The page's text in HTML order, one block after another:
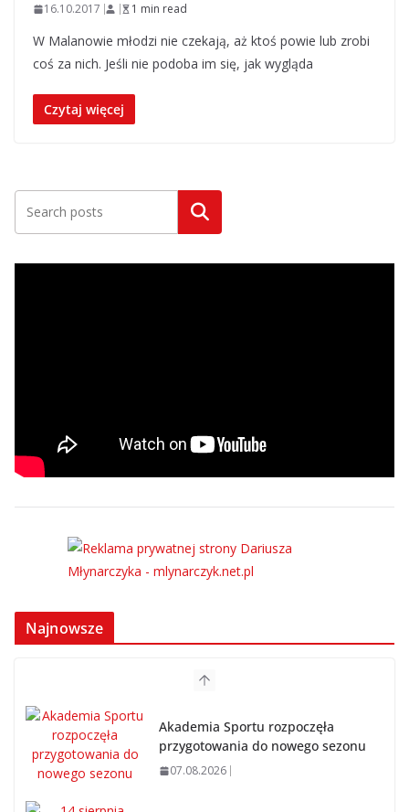
16.10.2017 1 min read
W Malanowie młodzi nie czekają, aż ktoś powie lub zrobi
coś za nich. Jeśli nie podoba im się, jak wygląda
Czytaj więcej
Szukaj
Najnowsze
Akademia Sportu rozpoczęła
przygotowania do nowego sezonu
07.08.2026